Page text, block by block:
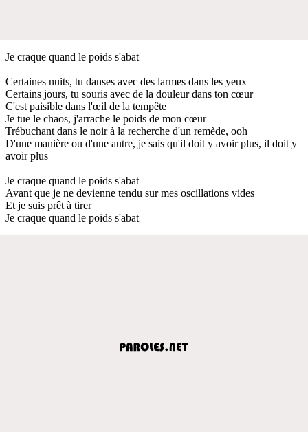
Je craque quand le poids s'abat
Certaines nuits, tu danses avec des larmes dans les yeux
Certains jours, tu souris avec de la douleur dans ton cœur
C'est paisible dans l'œil de la tempête
Je tue le chaos, j'arrache le poids de mon cœur
Trébuchant dans le noir à la recherche d'un remède, ooh
D'une manière ou d'une autre, je sais qu'il doit y avoir plus, il doit y
avoir plus
Je craque quand le poids s'abat
Avant que je ne devienne tendu sur mes oscillations vides
Et je suis prêt à tirer
Je craque quand le poids s'abat